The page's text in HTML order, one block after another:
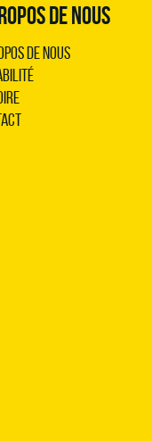
DE NOUS
de nous